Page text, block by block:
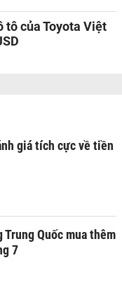
tô của Toyota Việt
giá tích cực về tiền
Trung Quốc mua thêm
7